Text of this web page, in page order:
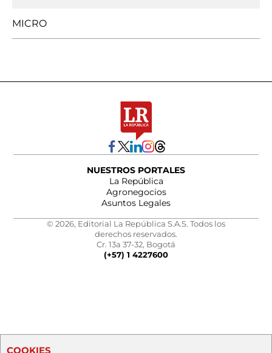
MICRO
NUESTROS PORTALES
La República
Agronegocios
Asuntos Legales
© 2026, Editorial La República S.A.S. Todos los
derechos reservados.
Cr. 13a 37-32, Bogotá
(+57) 1 4227600
COOKIES